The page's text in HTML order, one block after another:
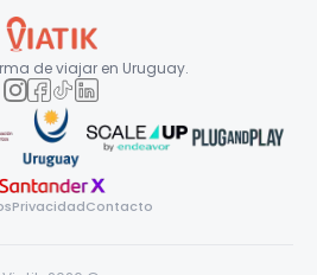
de viajar en Uruguay.
PrivacidadContacto